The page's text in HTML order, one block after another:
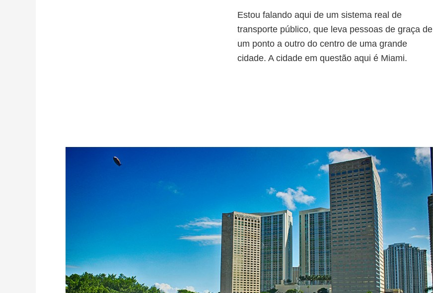
Estou falando aqui de um sistema real de
transporte público, que leva pessoas de graça de
um ponto a outro do centro de uma grande
cidade. A cidade em questão aqui é Miami.